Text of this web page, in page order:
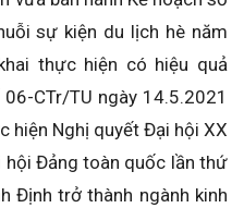
sự kiện du lịch hè năm
thực hiện có hiệu quả
CTr/TU ngày 14.5.2021
hiện Nghị quyết Đại hội XX
hội Đảng toàn quốc lần thứ
Định trở thành ngành kinh